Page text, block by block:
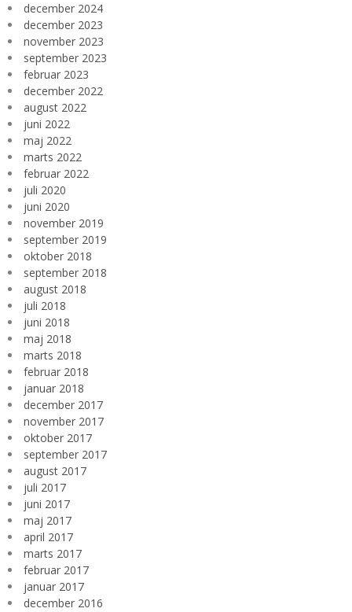
december 2024
december 2023
november 2023
september 2023
februar 2023
december 2022
august 2022
juni 2022
maj 2022
marts 2022
februar 2022
juli 2020
juni 2020
november 2019
september 2019
oktober 2018
september 2018
august 2018
juli 2018
juni 2018
maj 2018
marts 2018
februar 2018
januar 2018
december 2017
november 2017
oktober 2017
september 2017
august 2017
juli 2017
juni 2017
maj 2017
april 2017
marts 2017
februar 2017
januar 2017
december 2016